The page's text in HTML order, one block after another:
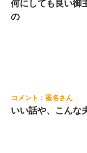
何にしても良い御
の
匿名
いい話や、こんな